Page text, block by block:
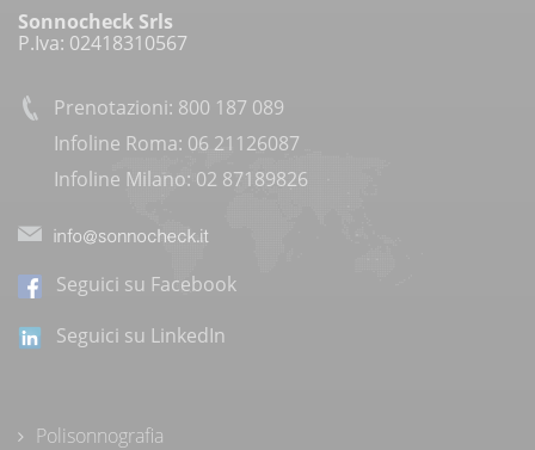
Sonnocheck Srls
P.Iva: 02418310567
Prenotazioni: 800 187 089
Infoline Roma: 06 21126087
Infoline Milano: 02 87189826
Seguici su Facebook
Seguici su LinkedIn
Polisonnografia